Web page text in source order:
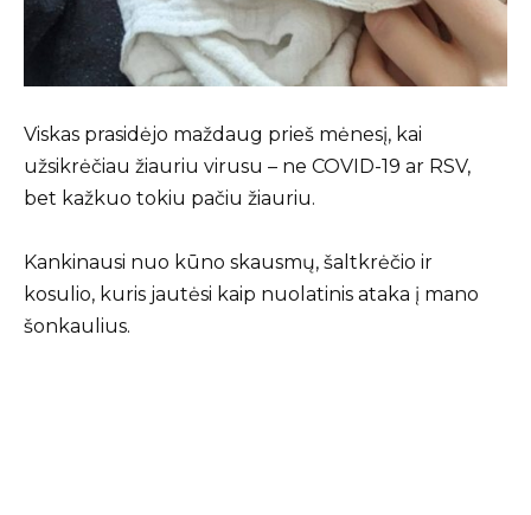
Viskas prasidėjo maždaug prieš mėnesį, kai
užsikrėčiau žiauriu virusu – ne COVID-19 ar RSV,
bet kažkuo tokiu pačiu žiauriu.
Kankinausi nuo kūno skausmų, šaltkrėčio ir
kosulio, kuris jautėsi kaip nuolatinis ataka į mano
šonkaulius.